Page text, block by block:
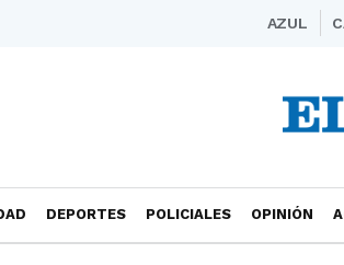
AZUL
DEPORTES POLICIALES OPINIÓN